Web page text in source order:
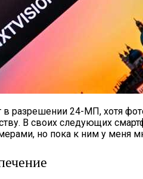
в разрешении 24-МП, хотя
В своих следующих
но пока к ним у меня